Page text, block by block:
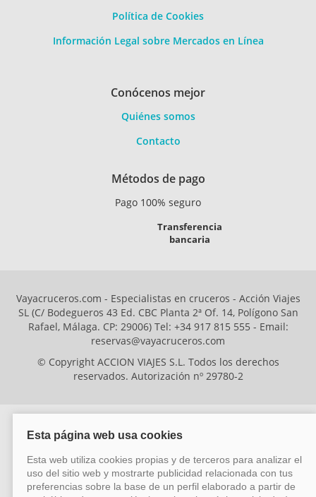
Política de Cookies
Información Legal sobre Mercados en Línea
Conócenos mejor
Quiénes somos
Contacto
Métodos de pago
Pago 100% seguro
Transferencia
bancaria
Vayacruceros.com - Especialistas en cruceros - Acción Viajes
SL (C/ Bodegueros 43 Ed. CBC Planta 2ª Of. 14, Polígono San
Rafael, Málaga. CP: 29006) Tel: +34 917 815 555 - Email:
reservas@vayacruceros.com
© Copyright ACCION VIAJES S.L. Todos los derechos
reservados. Autorización nº 29780-2
ACCION VIAJES SL ha sido beneficiaria del Fondo Europeo de Desarrollo
Regional (FEDER), cuyo objetivo es mejorar la competitividad de las pymes